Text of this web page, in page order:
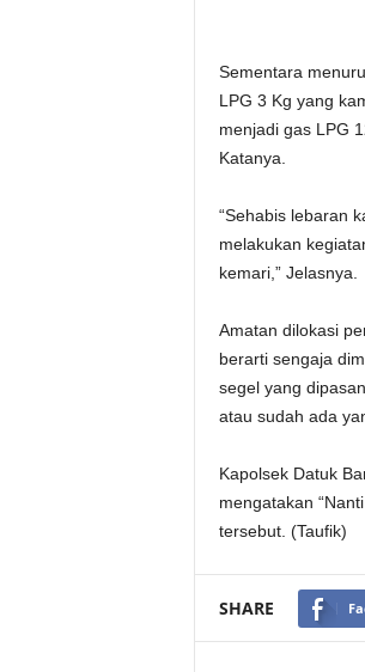
Sementara
LPG 3 Kg yang
menjadi gas LPG
Katanya.
“Sehabis lebaran
melakukan
kemari,” Jelasnya.
Amatan dilokasi
berarti sengaja
segel yang
atau sudah ada
Kapolsek Datuk
mengatakan
tersebut. (Taufik)
SHARE